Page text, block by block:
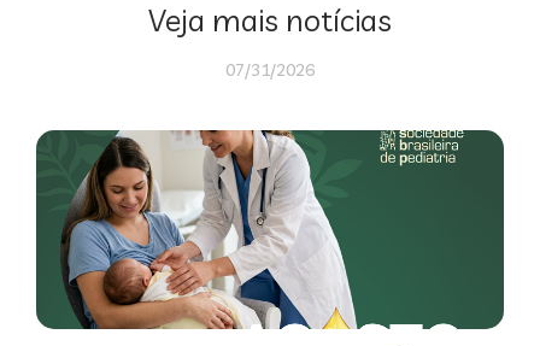
Veja mais notícias
07/31/2026